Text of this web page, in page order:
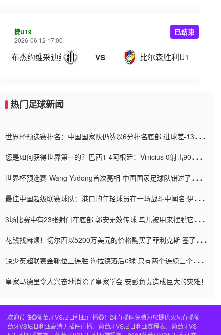
捷U19
2026-06-12 17:00
布杰约维采迪纳摩U19 VS 比尔森胜利U19
已结束
热门足球新闻
世界杯预选赛排名：中国国家队仍然以6分排名底部 进球差-13令人
您是如何获得世界第一的？巴西1-4阿根廷：Vinicius 0射击90分钟
世界杯预选赛-Wang Yudong首次亮相 中国国家足球队错过了世界
最佳中国超级联赛球队：港口的年轻球员在一场战斗中闻名 伊万放
3场比赛中有23张射门在底部 郭安无效传球 鸟儿被用来摆脱它
花钱找麻烦！切尔西以5200万美元的价格购买了菲利克斯 签了7年
缺少英超联赛金靴位三连胜 海拉德落后6球 只有两个连续三个连续
皇家马德里令人兴奋地消除了皇家学会 安彭负责造成巨大的灾难！
欢迎莅临♻️葡萄牙VS尼日利亚直播♻️！24直播网免费为您提供火凤直播葡
萄牙VS尼日利亚高清无插件直播、葡萄牙VS尼日利亚赛程表、葡萄牙VS